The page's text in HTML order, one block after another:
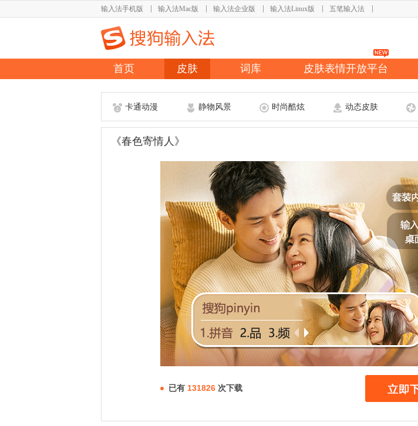
输入法手机版 输入法Mac版 输入法企业版 输入法Linux版 五笔输入法
首页 皮肤 词库 皮肤表情开放平台
卡通动漫 静物风景 时尚酷炫 动态皮肤
《春色寄情人》
已有 131826 次下载